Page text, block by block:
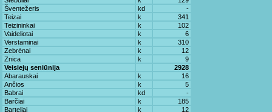
Šventežeris
kd
-
Teizai
k
341
Teizininkai
k
102
Vaideliotai
k
6
Verstaminai
k
310
Zebrėnai
k
12
Znica
k
9
Veisiejų seniūnija
2928
Abarauskai
k
16
Ančios
k
5
Babrai
kd
-
Barčiai
k
185
Barteliai
k
12